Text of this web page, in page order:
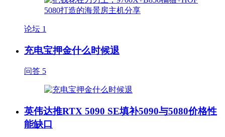
论坛 1
充电宝押金什么时候退
问答 5
英伟达推RTX 5090 SE填补5090与5080价格性
能缺口